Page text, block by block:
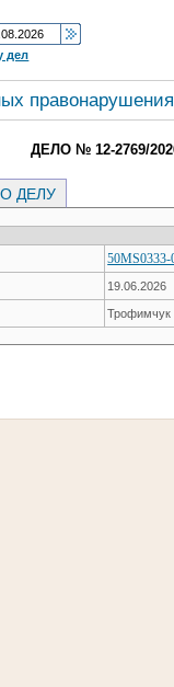
дел
ДЕЛО № 12-2769/
ДЕЛУ
50MS0333-
19.06.2026
Трофимчук